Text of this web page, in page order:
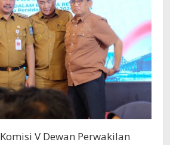
Komisi V Dewan Perwakilan